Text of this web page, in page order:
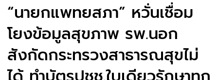
“นายกแพทยสภา” หวั่นเชื่อม
โยงข้อมูลสุขภาพ รพ.นอก
สังกัดกระทรวงสาธารณสุขไม่